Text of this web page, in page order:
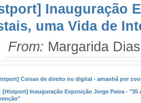
Inauguração
uma Vida de
From: Margarida
Coisas de direito no digital - amanhã por
[Histport] Inauguração Exposição Jorge Paiva - "35